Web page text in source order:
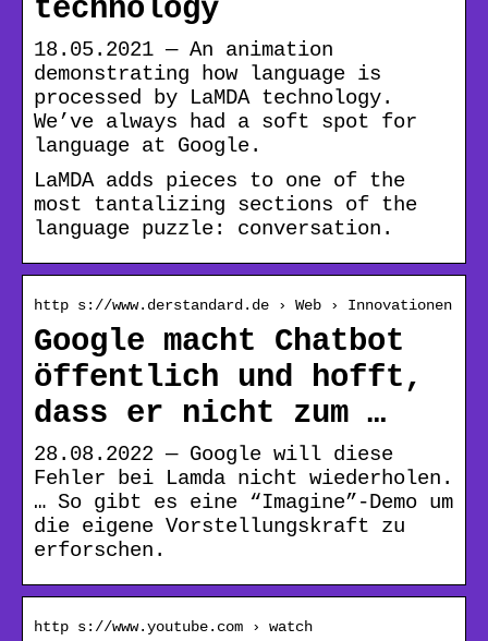
technology
18.05.2021 — An animation
demonstrating how language is
processed by LaMDA technology.
We’ve always had a soft spot for
language at Google.
LaMDA adds pieces to one of the
most tantalizing sections of the
language puzzle: conversation.
http s://www.derstandard.de › Web › Innovationen
Google macht Chatbot
öffentlich und hofft,
dass er nicht zum …
28.08.2022 — Google will diese
Fehler bei Lamda nicht wiederholen.
… So gibt es eine “Imagine”-Demo um
die eigene Vorstellungskraft zu
erforschen.
http s://www.youtube.com › watch